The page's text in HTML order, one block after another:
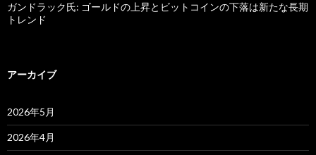
ガンドラック氏: ゴールドの上昇とビットコインの下落は新たな長期
トレンド
アーカイブ
2026年5月
2026年4月